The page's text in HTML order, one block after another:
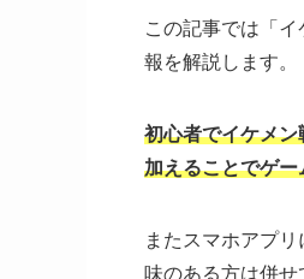
この記事では「
報を解説します。
初心者でイケメ
加えることでゲ
またスマホアプ
味のある方は併せ